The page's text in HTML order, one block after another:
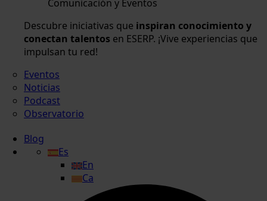
Comunicación y Eventos
Descubre iniciativas que inspiran conocimiento y
conectan talentos en ESERP. ¡Vive experiencias que
impulsan tu red!
Eventos
Noticias
Podcast
Observatorio
Blog
Es
En
Ca